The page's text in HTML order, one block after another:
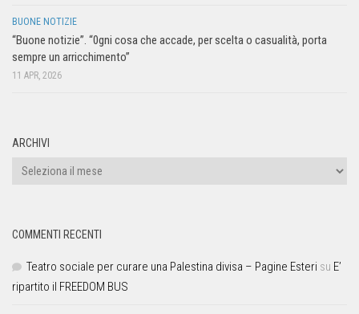
BUONE NOTIZIE
“Buone notizie”. “0gni cosa che accade, per scelta o casualità, porta
sempre un arricchimento”
11 APR, 2026
ARCHIVI
COMMENTI RECENTI
Teatro sociale per curare una Palestina divisa – Pagine Esteri su E’
ripartito il FREEDOM BUS